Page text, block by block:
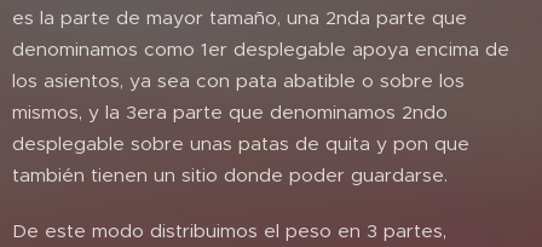
es la parte de mayor tamaño, una 2nda parte que
denominamos como 1er desplegable apoya encima de
los asientos, ya sea con pata abatible o sobre los
mismos, y la 3era parte que denominamos 2ndo
desplegable sobre unas patas de quita y pon que
también tienen un sitio donde poder guardarse.
De este modo distribuimos el peso en 3 partes,